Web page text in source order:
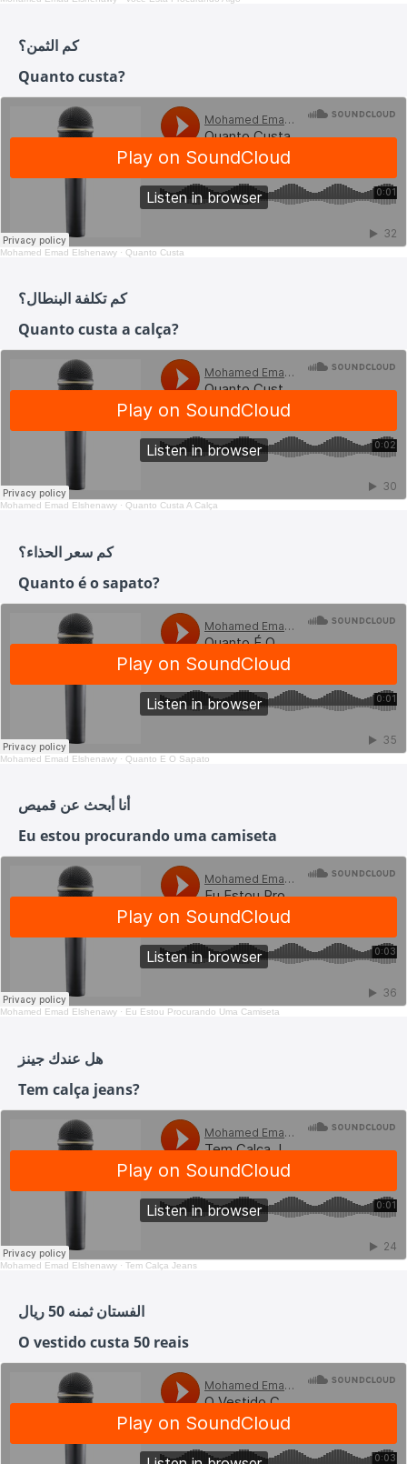
كم الثمن؟
Quanto custa?
Mohamed Emad Elshenawy · Quanto Custa
كم تكلفة البنطال؟
Quanto custa a calça?
Mohamed Emad Elshenawy · Quanto Custa A Calça
كم سعر الحذاء؟
Quanto é o sapato?
Mohamed Emad Elshenawy · Quanto É O Sapato
أنا أبحث عن قميص
Eu estou procurando uma camiseta
Mohamed Emad Elshenawy · Eu Estou Procurando Uma Camiseta
هل عندك جينز
Tem calça jeans?
Mohamed Emad Elshenawy · Tem Calça Jeans
الفستان ثمنه 50 ريال
O vestido custa 50 reais